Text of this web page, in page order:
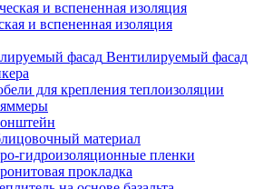
и вспененная изоляция
Вентилируемый фасад
для крепления теплоизоляции
материал
гидроизоляционные пленки
прокладка